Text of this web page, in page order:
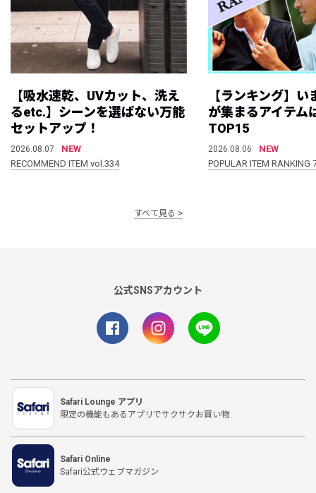
【吸水速乾、UVカット、洗え
るetc.】シーンを選ばない万能
セットアップ！
2026.08.07
NEW
RECOMMEND ITEM vol.334
【ランキング】
が集まるアイテム
TOP15
2026.08.06
NEW
POPULAR ITEM
すべて見る
公式SNSアカウント
Safari Lounge アプリ
限定の機能もあるアプリでサクサクお買い物
Safari Online
Safari公式ウェブマガジン